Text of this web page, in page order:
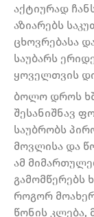
აქტიურად
აზიარებს
ცხოვრებასა
საუბარს
ყოველთვის
ბოლო დროს
შესანიშნავ
საუბრობს
მოვლისა და
ამ
გამომწერებს
როგორ
წონის